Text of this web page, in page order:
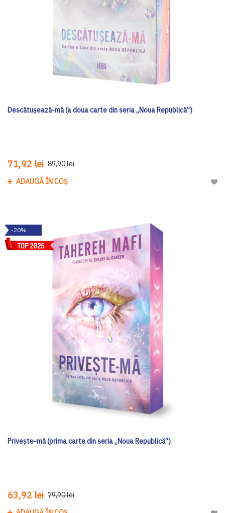
Descătușează-mă (a doua carte din seria „Noua Republică”)
71,92 lei 89,90 lei
ADAUGĂ ÎN COȘ
-20%
Privește-mă (prima carte din seria „Noua Republică”)
63,92 lei 79,90 lei